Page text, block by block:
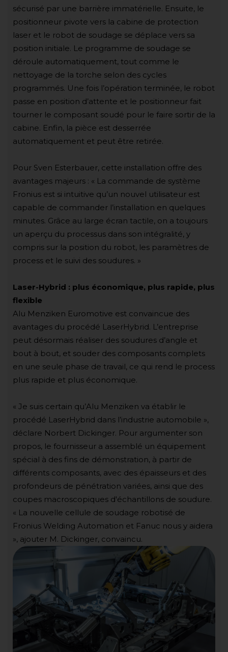
sécurisé par une barrière immatérielle. Ensuite, le
positionneur pivote vers la cabine de protection
laser et le robot de soudage se déplace vers sa
position initiale. Le programme de soudage se
déroule automatiquement, tout comme le
nettoyage de la torche selon des cycles
programmés. Une fois l’opération terminée, le robot
passe en position d’attente et le positionneur fait
tourner le composant soudé pour le faire sortir de la
cabine. Enfin, la pièce est desserrée
automatiquement et peut être retirée.
Pour Sven Esterbauer, cette installation offre des
avantages majeurs : « La commande de système
Fronius est si intuitive qu’un nouvel utilisateur est
capable de commander l’installation en quelques
minutes. Grâce au large écran tactile, on a toujours
un aperçu du processus dans son intégralité, y
compris sur la position du robot, les paramètres de
process et le suivi des soudures. »
Laser-Hybrid : plus économique, plus rapide, plus
flexible
Alu Menziken Euromotive est convaincue des
avantages du procédé LaserHybrid. L’entreprise
peut désormais réaliser des soudures d’angle et
bout à bout, et souder des composants complets
en une seule phase de travail, ce qui rend le process
plus rapide et plus économique.
« Je suis certain qu’Alu Menziken va établir le
procédé LaserHybrid dans l’industrie automobile »,
déclare Norbert Dickinger. Pour argumenter son
propos, le fournisseur a assemblé un équipement
spécial à des fins de démonstration, à partir de
différents composants, avec des épaisseurs et des
profondeurs de pénétration variées, ainsi que des
coupes macroscopiques d'échantillons de soudure.
« La nouvelle cellule de soudage robotisé de
Fronius Welding Automation et Fanuc nous y aidera
», ajouter M. Dickinger, convaincu.